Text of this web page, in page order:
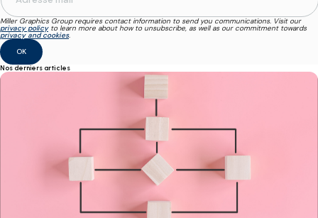
Miller Graphics Group requires contact information to send you communications. Visit our
privacy policyto learn more about how to unsubscribe, as well as our commitment towards
privacy and cookies.
Nos derniers articles